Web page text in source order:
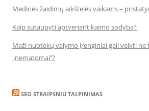
Medinės žaidimų aikštelės vaikams –
Kaip sutaupyti aptveriant kaimo sodybą?
Maži nuotekų valymo įrenginiai gali veikti ne
„nematomai‘‘?
SEO STRAIPSNIU TALPINIMAS